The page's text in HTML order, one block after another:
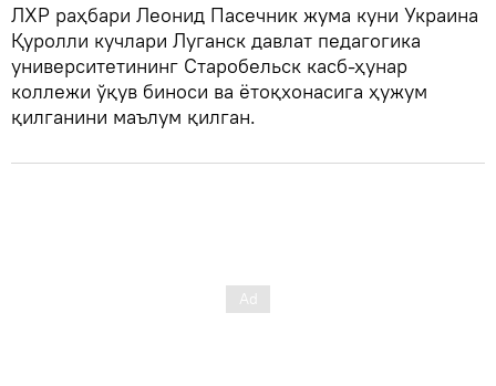
ЛХР раҳбари Леонид Пасечник жума куни Украина
Қуролли кучлари Луганск давлат педагогика
университетининг Старобельск касб-ҳунар
коллежи ўқув биноси ва ётоқхонасига ҳужум
қилганини маълум қилган.